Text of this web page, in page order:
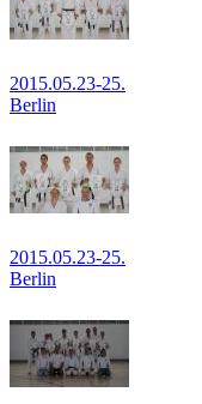
2015.05.23-25.
Berlin
2015.05.23-25.
Berlin